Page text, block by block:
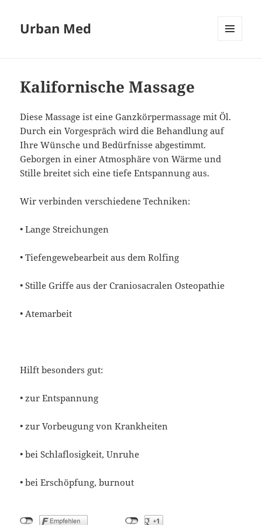
Urban Med
Kalifornische Massage
Diese Massage ist eine Ganzkörpermassage mit Öl.
Durch ein Vorgespräch wird die Behandlung auf
Ihre Wünsche und Bedürfnisse abgestimmt.
Geborgen in einer Atmosphäre von Wärme und
Stille breitet sich eine tiefe Entspannung aus.
Wir verbinden verschiedene Techniken:
• Lange Streichungen
• Tiefengewebearbeit aus dem Rolfing
• Stille Griffe aus der Craniosacralen Osteopathie
• Atemarbeit
Hilft besonders gut:
• zur Entspannung
• zur Vorbeugung von Krankheiten
• bei Schlaflosigkeit, Unruhe
• bei Erschöpfung, burnout